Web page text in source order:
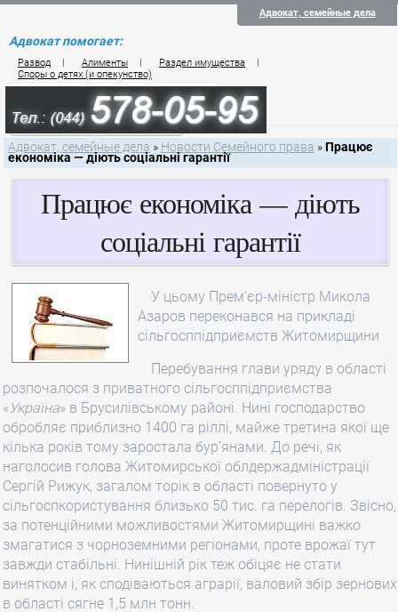
Адвокат, семейные дела
Адвокат помогает:
Развод | Алименты | Раздел имущества
|
Споры о детях (и опекунство)
Цены на услуги по семейному праву
Контакты семейного юриста
Адвокат, семейные дела » Новости Семейного права » Працює
економіка — діють соціальні гарантії
Працює економіка — діють
соціальні гарантії
У цьому Прем’єр-міністр Микола
Азаров переконався на прикладі
сільгосппідприємств Житомирщини
Перебування глави уряду в області
розпочалося з приватного сільгосппідприємства
«Україна» в Брусилівському районі. Нині господарство
обробляє приблизно 1400 га ріллі, майже третина якої ще
кілька років тому заростала бур’янами. До речі, як
наголосив голова Житомирської облдержадміністрації
Сергій Рижук, загалом торік в області повернуто у
сільгоспкористування близько 50 тис. га перелогів. Звісно,
за потенційними можливостями Житомирщині важко
змагатися з чорноземними регіонами, проте врожаї тут
завжди стабільні. Нинішній рік теж обіцяє не стати
винятком і, як сподіваються аграрії, валовий збір зернових
в області сягне 1,5 млн тонн.